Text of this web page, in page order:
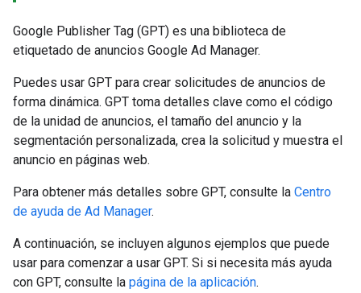
Google Publisher Tag (GPT) es una biblioteca de
etiquetado de anuncios Google Ad Manager.
Puedes usar GPT para crear solicitudes de anuncios de
forma dinámica. GPT toma detalles clave como el código
de la unidad de anuncios, el tamaño del anuncio y la
segmentación personalizada, crea la solicitud y muestra el
anuncio en páginas web.
Para obtener más detalles sobre GPT, consulte la Centro
de ayuda de Ad Manager.
A continuación, se incluyen algunos ejemplos que puede
usar para comenzar a usar GPT. Si si necesita más ayuda
con GPT, consulte la página de la aplicación.